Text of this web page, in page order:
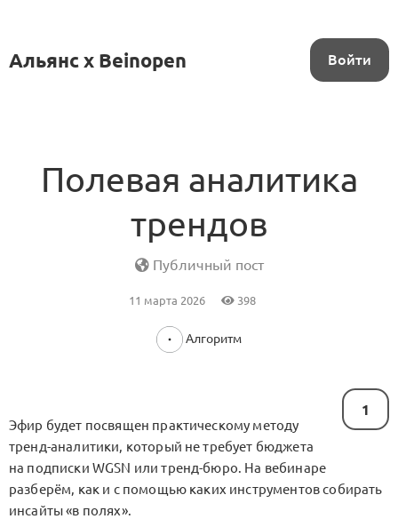
Альянс x Beinopen Войти
Полевая аналитика
трендов
Публичный пост
11 марта 2026 398
Алгоритм
1
Эфир будет посвящен практическому методу
тренд-аналитики, который не требует бюджета
на подписки WGSN или тренд-бюро. На вебинаре
разберём, как и с помощью каких инструментов собирать
инсайты «в полях».